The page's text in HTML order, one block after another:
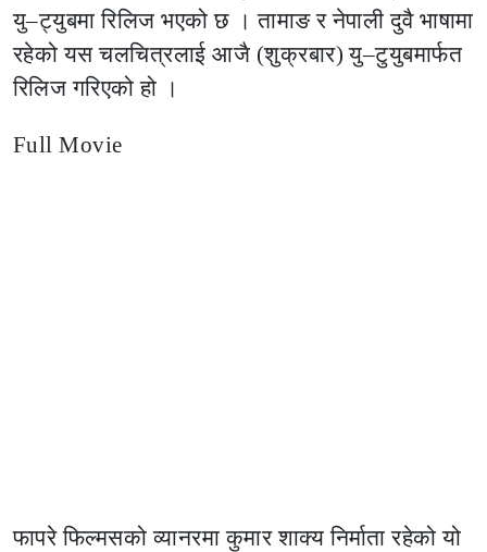
यु–ट्युबमा रिलिज भएको छ । तामाङ र नेपाली दुवै भाषामा
रहेको यस चलचित्रलाई आजै (शुक्रबार) यु–टुयुबमार्फत
रिलिज गरिएको हो ।
Full Movie
फापरे फिल्मसको व्यानरमा कुमार शाक्य निर्माता रहेको यो